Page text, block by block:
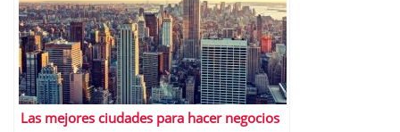
Las mejores ciudades para hacer negocios